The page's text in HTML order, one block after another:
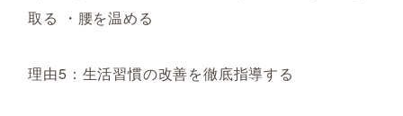
取る ・腰を温める
理由5：生活習慣の改善を徹底指導する